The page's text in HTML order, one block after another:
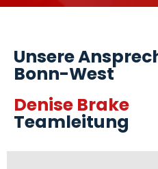
Unsere
Bonn-West
Denise Brake
Teamleitung